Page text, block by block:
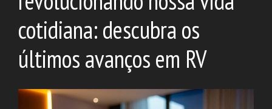
cotidiana: descubra os
últimos avanços em RV